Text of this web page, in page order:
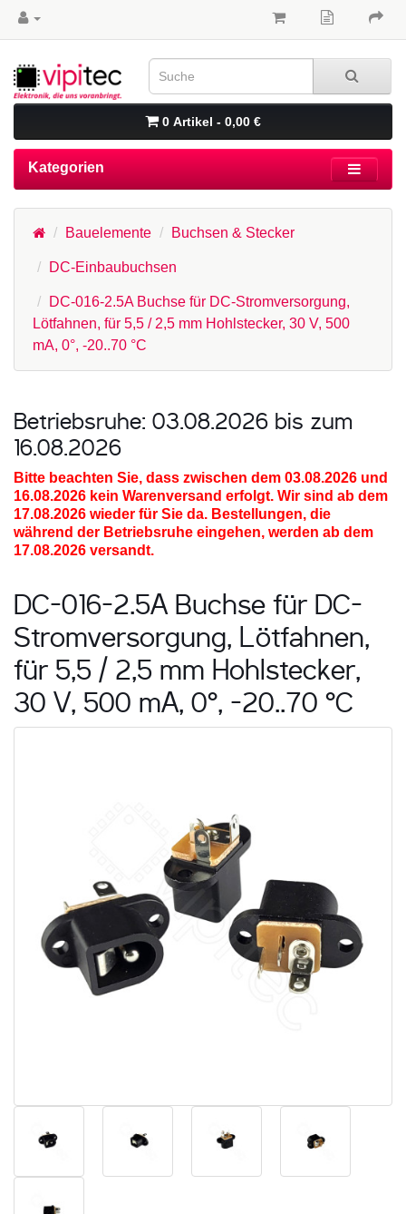
0 Artikel - 0,00 €
Kategorien
Bauelemente Buchsen & Stecker
DC-Einbaubuchsen
DC-016-2.5A Buchse für DC-Stromversorgung,
Lötfahnen, für 5,5 / 2,5 mm Hohlstecker, 30 V, 500
mA, 0°, -20..70 °C
Betriebsruhe: 03.08.2026 bis zum
16.08.2026
Bitte beachten Sie, dass zwischen dem 03.08.2026 und
16.08.2026 kein Warenversand erfolgt. Wir sind ab dem
17.08.2026 wieder für Sie da. Bestellungen, die
während der Betriebsruhe eingehen, werden ab dem
17.08.2026 versandt.
DC-016-2.5A Buchse für DC-
Stromversorgung, Lötfahnen,
für 5,5 / 2,5 mm Hohlstecker,
30 V, 500 mA, 0°, -20..70 °C